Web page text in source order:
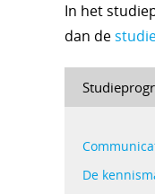
In het
dan de
De